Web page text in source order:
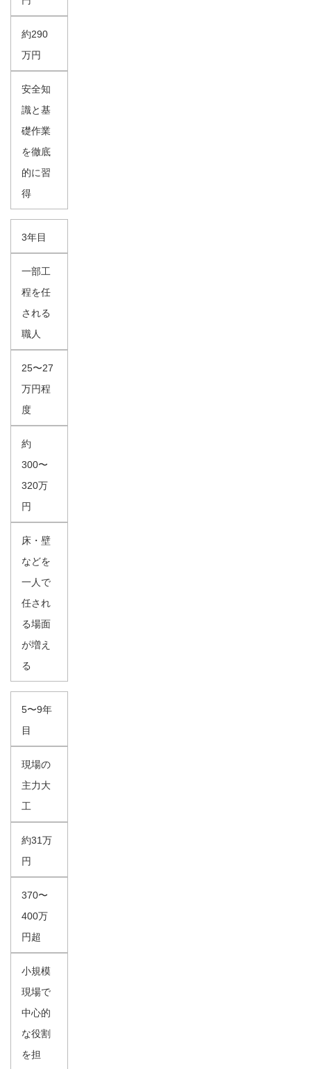
約290
万円
安全知
識と基
礎作業
を徹底
的に習
得
3年目
一部工
程を任
される
職人
25〜27
万円程
度
約
300〜
320万
円
床・壁
などを
一人で
任され
る場面
が増え
る
5〜9年
目
現場の
主力大
工
約31万
円
370〜
400万
円超
小規模
現場で
中心的
な役割
を担